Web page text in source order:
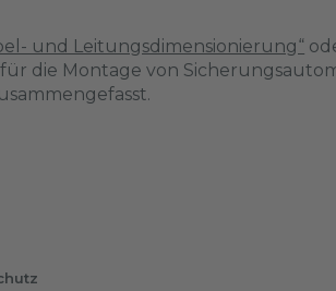
und Leitungsdimensionierung“
für die Montage von